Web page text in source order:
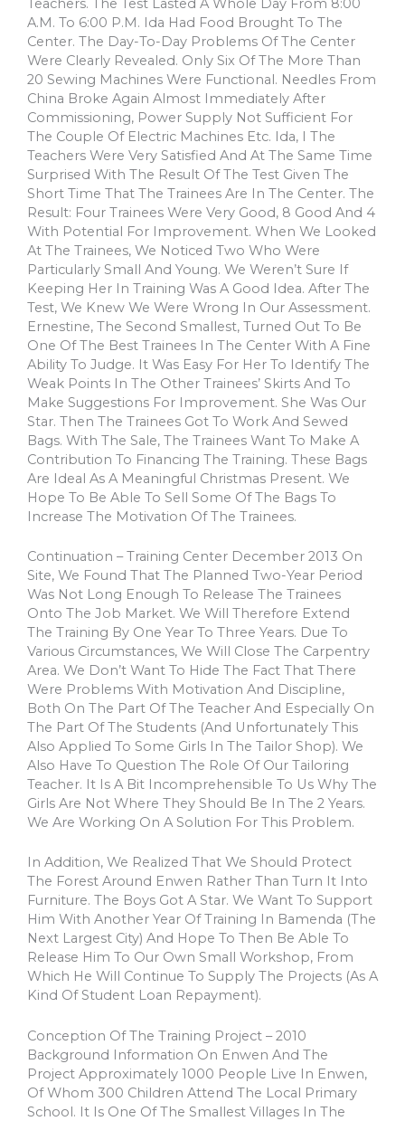
A.m. To 6:00 P.m. Ida Had Food Brought To The
Center. The Day-To-Day Problems Of The Center
Were Clearly Revealed. Only Six Of The More Than
20 Sewing Machines Were Functional. Needles From
China Broke Again Almost Immediately After
Commissioning, Power Supply Not Sufficient For
The Couple Of Electric Machines Etc. Ida, I The
Teachers Were Very Satisfied And At The Same Time
Surprised With The Result Of The Test Given The
Short Time That The Trainees Are In The Center. The
Result: Four Trainees Were Very Good, 8 Good And 4
With Potential For Improvement. When We Looked
At The Trainees, We Noticed Two Who Were
Particularly Small And Young. We Weren’t Sure If
Keeping Her In Training Was A Good Idea. After The
Test, We Knew We Were Wrong In Our Assessment.
Ernestine, The Second Smallest, Turned Out To Be
One Of The Best Trainees In The Center With A Fine
Ability To Judge. It Was Easy For Her To Identify The
Weak Points In The Other Trainees’ Skirts And To
Make Suggestions For Improvement. She Was Our
Star. Then The Trainees Got To Work And Sewed
Bags. With The Sale, The Trainees Want To Make A
Contribution To Financing The Training. These Bags
Are Ideal As A Meaningful Christmas Present. We
Hope To Be Able To Sell Some Of The Bags To
Increase The Motivation Of The Trainees.
Continuation – Training Center December 2013 On
Site, We Found That The Planned Two-Year Period
Was Not Long Enough To Release The Trainees
Onto The Job Market. We Will Therefore Extend
The Training By One Year To Three Years. Due To
Various Circumstances, We Will Close The Carpentry
Area. We Don’t Want To Hide The Fact That There
Were Problems With Motivation And Discipline,
Both On The Part Of The Teacher And Especially On
The Part Of The Students (and Unfortunately This
Also Applied To Some Girls In The Tailor Shop). We
Also Have To Question The Role Of Our Tailoring
Teacher. It Is A Bit Incomprehensible To Us Why The
Girls Are Not Where They Should Be In The 2 Years.
We Are Working On A Solution For This Problem.
In Addition, We Realized That We Should Protect
The Forest Around Enwen Rather Than Turn It Into
Furniture. The Boys Got A Star. We Want To Support
Him With Another Year Of Training In Bamenda (the
Next Largest City) And Hope To Then Be Able To
Release Him To Our Own Small Workshop, From
Which He Will Continue To Supply The Projects (as A
Kind Of Student Loan Repayment).
Conception Of The Training Project – 2010
Background Information On Enwen And The
Project Approximately 1000 People Live In Enwen,
Of Whom 300 Children Attend The Local Primary
School. It Is One Of The Smallest Villages In The